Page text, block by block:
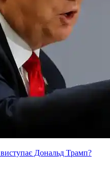
виступає Дональд Трамп?